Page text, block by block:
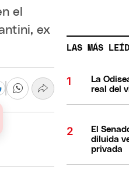
el
ex
LAS MÁS
La
real del
El
diluida
privada